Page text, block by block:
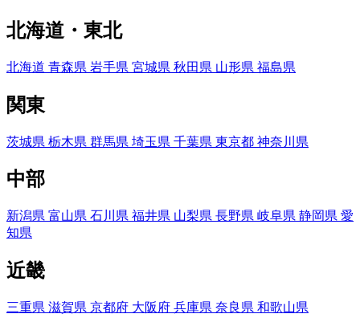
北海道・東北
北海道 青森県 岩手県 宮城県 秋田県 山形県 福島県
関東
茨城県 栃木県 群馬県 埼玉県 千葉県 東京都 神奈川県
中部
新潟県 富山県 石川県 福井県 山梨県 長野県 岐阜県 静岡県 愛
知県
近畿
三重県 滋賀県 京都府 大阪府 兵庫県 奈良県 和歌山県